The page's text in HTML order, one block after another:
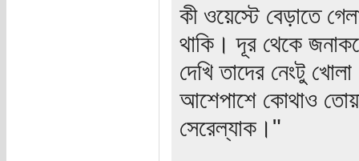
কী ওয়েস্টে বেড়াতে
থাকি। দূর থেকে
দেখি তাদের নেংটু
আশেপাশে কোথাও
সেরেল্যাক।"